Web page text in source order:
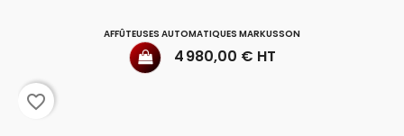
AFFÛTEUSES AUTOMATIQUES MARKUSSON
Prix
4 980,00 € HT
favorite_border